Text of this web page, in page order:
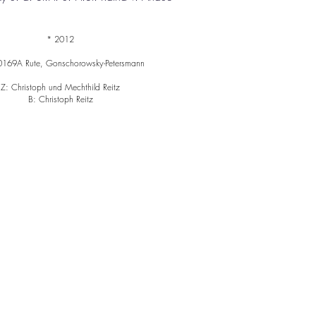
* 2012
Rute, Gonschorowsky-Petersmann
Z: Christoph und Mechthild Reitz
B: Christoph Reitz